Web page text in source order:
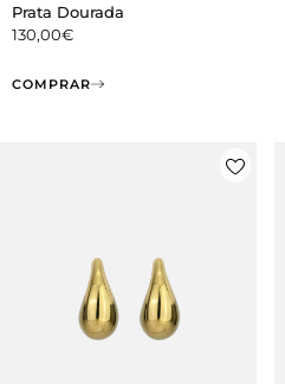
Prata Dourada
130,00€
COMPRAR